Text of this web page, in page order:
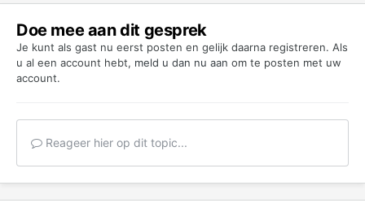
Doe mee aan dit gesprek
Je kunt als gast nu eerst posten en gelijk daarna registreren. Als
u al een account hebt, meld u dan nu aan om te posten met uw
account.
Reageer hier op dit topic...